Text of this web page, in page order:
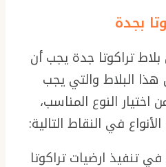
بجدة
تراكوتا جدة يجب أن
البلاط والتي يجب
النوع المناسب،
في النقاط التالية:
تنفيذ ارضيات تراكوتا